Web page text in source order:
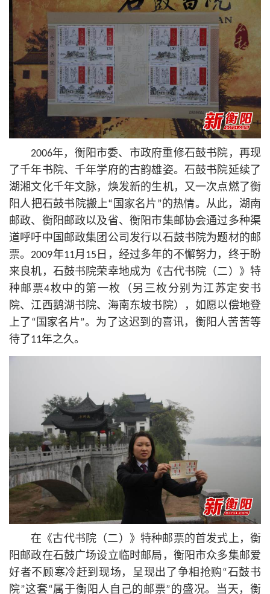
2006年，衡阳市委、市政府重修石鼓书院，再现
了千年书院、千年学府的古韵雄姿。石鼓书院延续了
湖湘文化千年文脉，焕发新的生机，又一次点燃了衡
阳人把石鼓书院搬上“国家名片”的热情。从此，湖南
邮政、衡阳邮政以及省、衡阳市集邮协会通过多种渠
道呼吁中国邮政集团公司发行以石鼓书院为题材的邮
票。2009年11月15日，经过多年的不懈努力，终于盼
来良机，石鼓书院荣幸地成为《古代书院（二）》特
种邮票4枚中的第一枚（另三枚分别为江苏定安书
院、江西鹅湖书院、海南东坡书院），如愿以偿地登
上了“国家名片”。为了这迟到的喜讯，衡阳人苦苦等
待了11年之久。
在《古代书院（二）》特种邮票的首发式上，衡
阳邮政在石鼓广场设立临时邮局，衡阳市众多集邮爱
好者不顾寒冷赶到现场，呈现出了争相抢购“石鼓书
院”这套“属于衡阳人自己的邮票”的盛况。当天，衡